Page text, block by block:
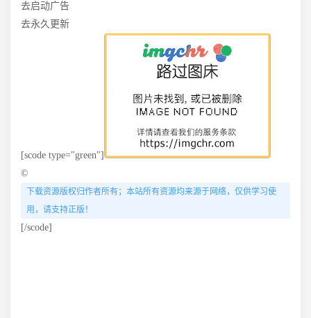
去启动广告
去永久更新
[scode type="green"]
©
下载资源版权归作者所有；本站所有资源均来源于网络，仅供学习使
用，请支持正版！
[/scode]